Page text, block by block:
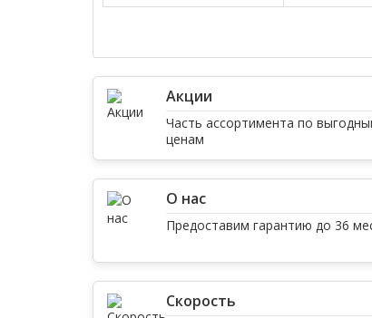
Акции
Часть ассортимента по
ценам
О нас
Предоставим гарантию до 36
Скорость